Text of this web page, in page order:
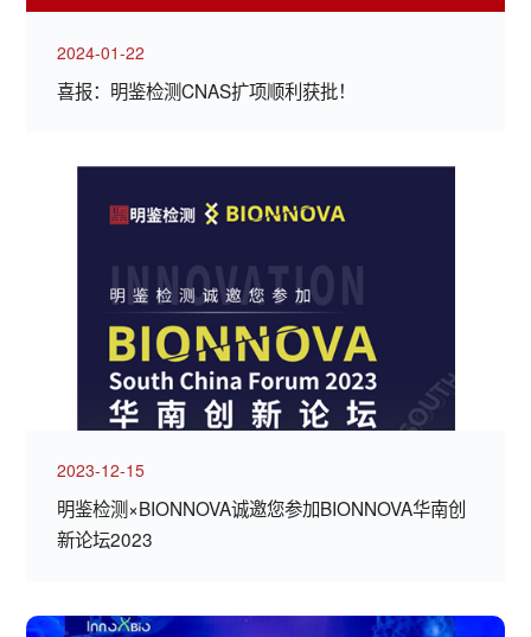
2024-01-22
喜报：明鉴检测CNAS扩项顺利获批！
2023-12-15
明鉴检测×BIONNOVA诚邀您参加BIONNOVA华南创
新论坛2023